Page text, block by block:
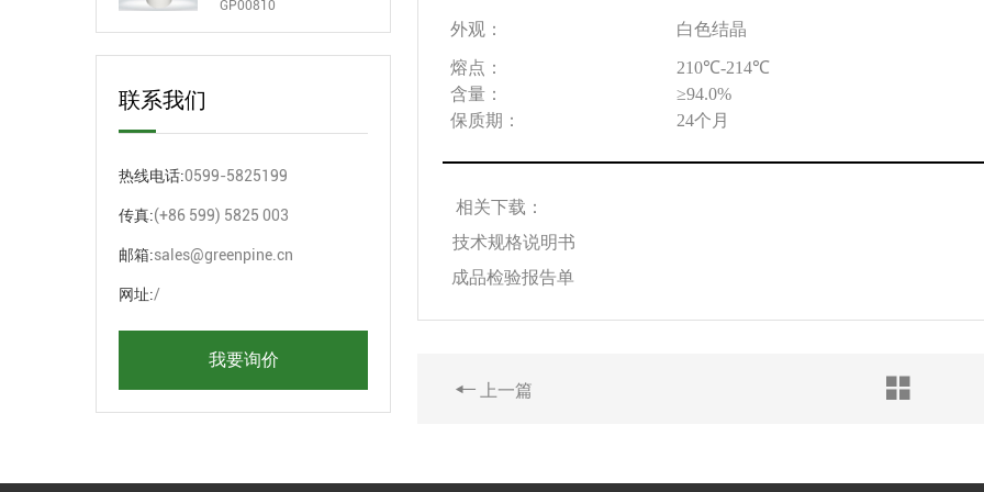
GP00810
联系我们
热线电话:0599-5825199
传真:(+86 599) 5825 003
邮箱:sales@greenpine.cn
网址:/
我要询价
外观： 白色结晶
熔点： 210℃-214℃
含量：
≥94.0%
保质期：
24个月
相关下载：
技术规格说明书
成品检验报告单
上一篇